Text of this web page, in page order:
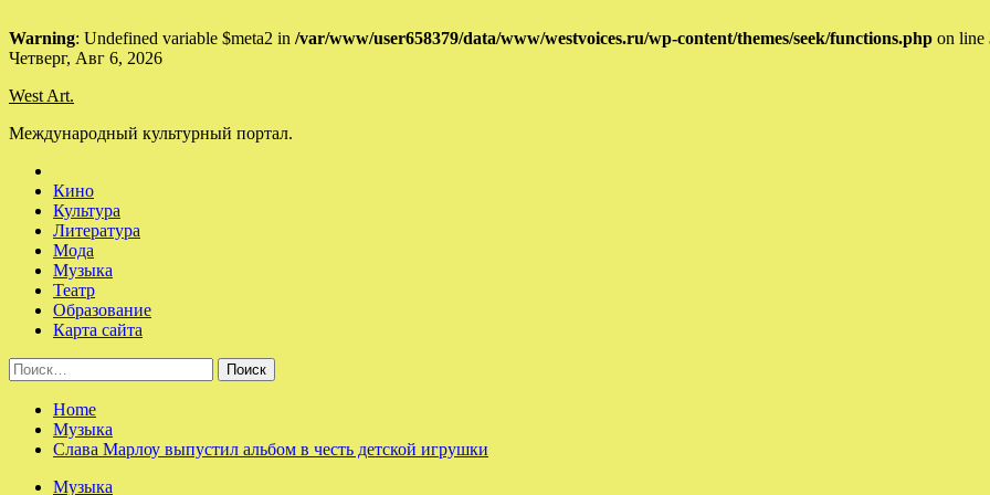
Warning: Undefined variable $meta2 in /var/www/user658379/data/www/westvoices.ru/wp-content/themes/seek/functions.php on line
Skip
content
Четверг, Авг 6, 2026
West Art.
Международный культурный портал.
Кино
Культура
Литература
Мода
Музыка
Театр
Образование
Карта сайта
Найти:
Home
Музыка
Слава Марлоу выпустил альбом в честь детской игрушки
Музыка